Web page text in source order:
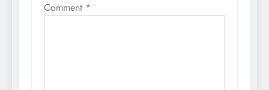
Comment *